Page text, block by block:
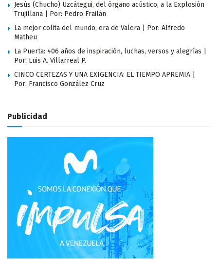
Jesús (Chucho) Uzcátegui, del órgano acústico, a la Explosión
Trujillana | Por: Pedro Frailán
La mejor colita del mundo, era de Valera | Por: Alfredo
Matheu
La Puerta: 406 años de inspiración, luchas, versos y alegrías |
Por: Luis A. Villarreal P.
CINCO CERTEZAS Y UNA EXIGENCIA: EL TIEMPO APREMIA |
Por: Francisco González Cruz
Publicidad